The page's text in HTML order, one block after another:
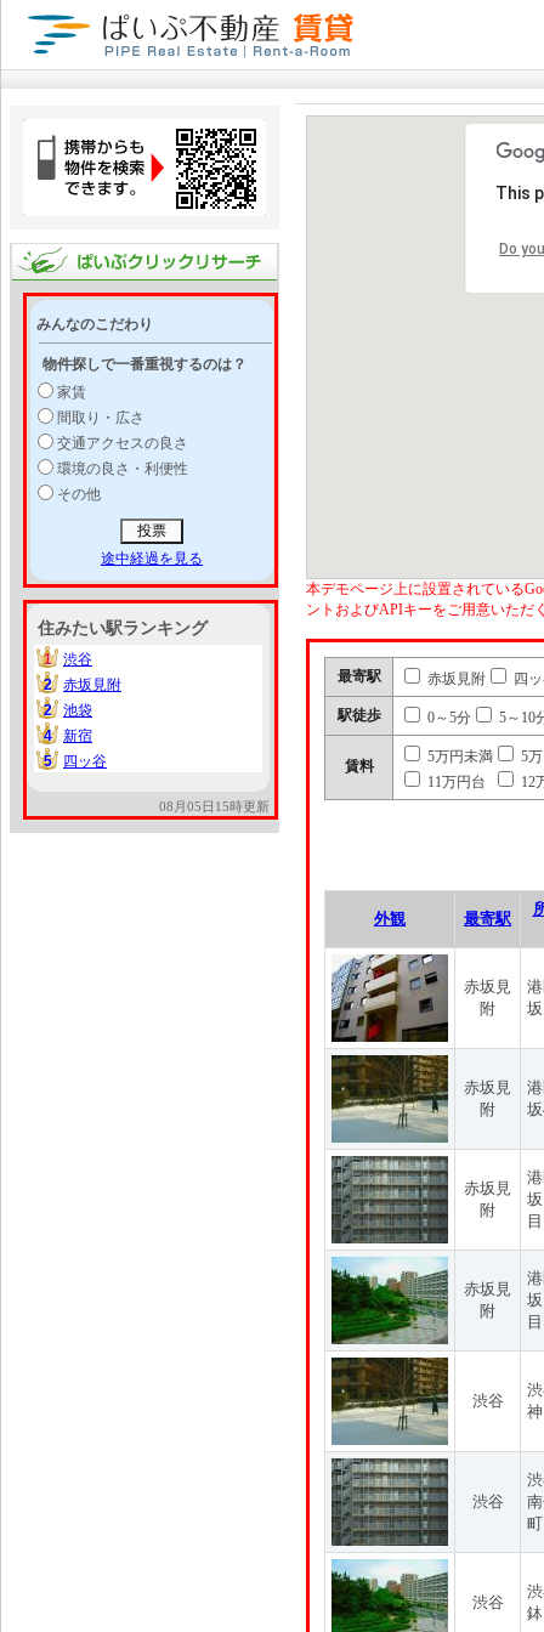
みんなのこだわり
物件探しで一番重視するのは？
家賃
間取り・広さ
交通アクセスの良さ
環境の良さ・利便性
その他
途中経過を見る
住みたい駅ランキング
1
1
渋谷
2
2
赤坂見附
2
2
池袋
4
4
新宿
5
5 四ッ谷
08月05日15時更新
This
Do
本デモページ上に設置されている
ントおよびAPIキーをご用意いただ
最寄駅 赤坂見附 四
駅徒歩 0～5分 5～10
賃料
5万円未満
5
11万円台
12
外観 最寄駅
赤坂見
附
赤坂見
附
赤坂見
附
目
赤坂見
附
目
渋谷
渋谷
渋谷